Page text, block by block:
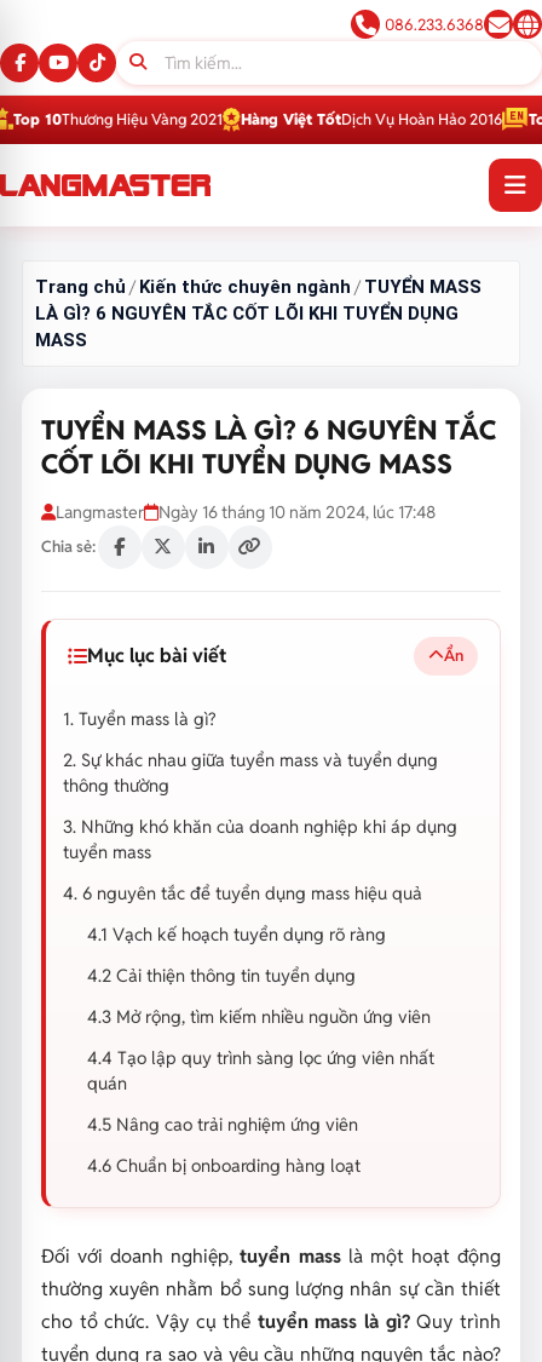
086.233.6368
Hiệu Vàng 2021 Hàng Việt TốtDịch Vụ Hoàn Hảo 2016 Top 1Thương
Trang chủ /Kiến thức chuyên ngành /TUYỂN MASS
LÀ GÌ? 6 NGUYÊN TẮC CỐT LÕI KHI TUYỂN DỤNG
MASS
TUYỂN MASS LÀ GÌ? 6 NGUYÊN TẮC
CỐT LÕI KHI TUYỂN DỤNG MASS
Langmaster Ngày 16 tháng 10 năm 2024, lúc 17:48
Chia sẻ:
Mục lục bài viết Ẩn
1. Tuyển mass là gì?
2. Sự khác nhau giữa tuyển mass và tuyển dụng
thông thường
3. Những khó khăn của doanh nghiệp khi áp dụng
tuyển mass
4. 6 nguyên tắc để tuyển dụng mass hiệu quả
4.1 Vạch kế hoạch tuyển dụng rõ ràng
4.2 Cải thiện thông tin tuyển dụng
4.3 Mở rộng, tìm kiếm nhiều nguồn ứng viên
4.4 Tạo lập quy trình sàng lọc ứng viên nhất
quán
4.5 Nâng cao trải nghiệm ứng viên
4.6 Chuẩn bị onboarding hàng loạt
Đối với doanh nghiệp,tuyển mass là một hoạt động
thường xuyên nhằm bổ sung lượng nhân sự cần thiết
cho tổ chức. Vậy cụ thể tuyển mass là gì?Quy trình
tuyển dụng ra sao và yêu cầu những nguyên tắc nào?